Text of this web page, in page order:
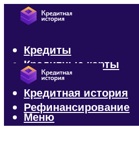
Кредиты
Кредитные карты
Микрозаймы
Кредитная история
Рефинансирование
Меню